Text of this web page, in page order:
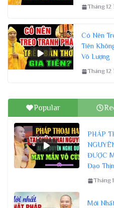
Tháng 12
Có Nên
Tiên
Vô Lượng
Tháng 12
Popular
PHÁP
ĐƯỢC
Đạo
Tháng
Mới